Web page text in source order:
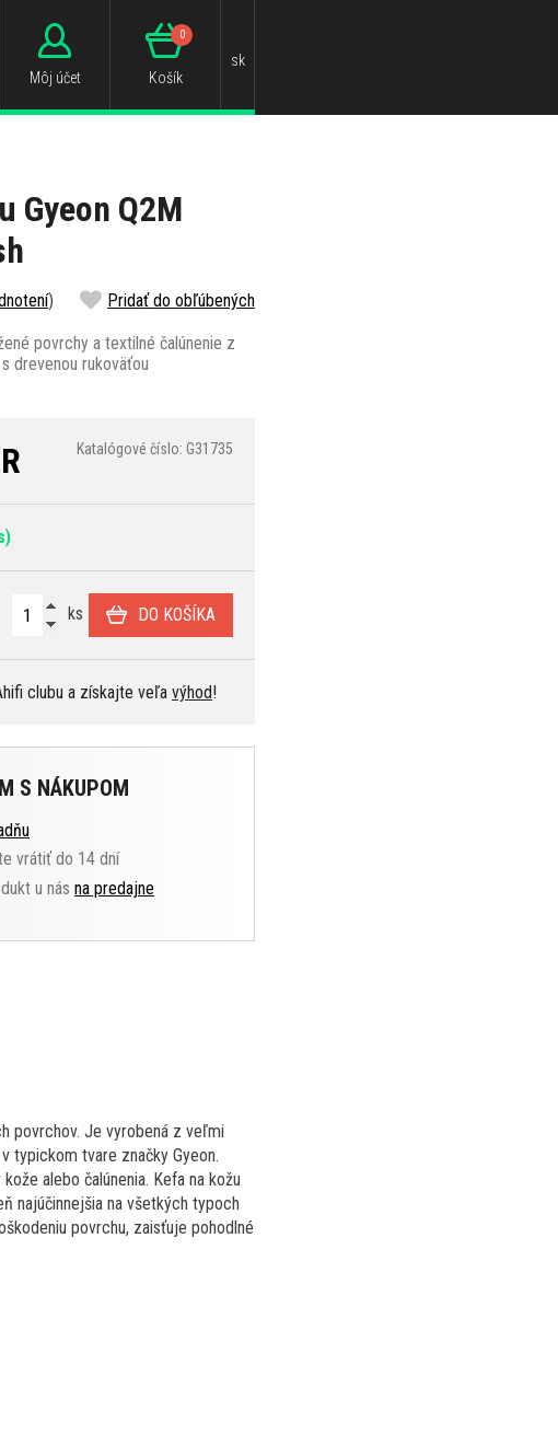
Môj účet Košík
0
sk
Gyeon Q2M
) Pridať do obľúbených
povrchy a textilné čalúnenie z
drevenou rukoväťou
Katalógové číslo: G31735
ks DO KOŠÍKA
clubu a získajte veľa výhod!
S NÁKUPOM
vrátiť do 14 dní
u nás na predajne
povrchov. Je vyrobená z veľmi
typickom tvare značky Gyeon.
alebo čalúnenia. Kefa na kožu
najúčinnejšia na všetkých typoch
povrchu, zaisťuje pohodlné